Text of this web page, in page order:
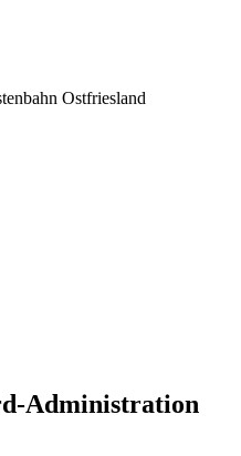
Ostfriesland
Administration